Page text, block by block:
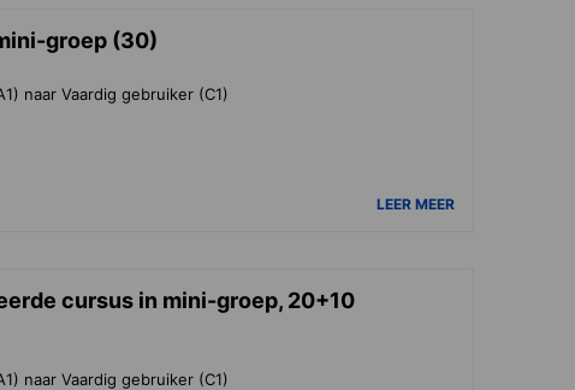
groep (30)
naar Vaardig gebruiker (C1)
LEER MEER
cursus in mini-groep, 20+10
naar Vaardig gebruiker (C1)